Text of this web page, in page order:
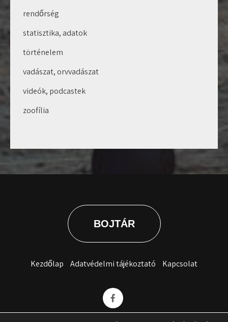
rendőrség
statisztika, adatok
történelem
vadászat, orvvadászat
videók, podcastek
zoofília
BOJTÁR
Kezdőlap Adatvédelmi tájékoztató Kapcsolat